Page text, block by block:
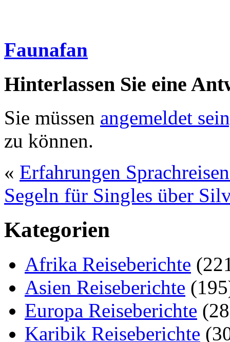
Faunafan
Hinterlassen Sie eine
Sie müssen angemeldet
zu können.
« Erfahrungen
Segeln für Singles über
Kategorien
Afrika Reiseberichte
Asien Reiseberichte
Europa Reiseberichte
Karibik Reiseberichte